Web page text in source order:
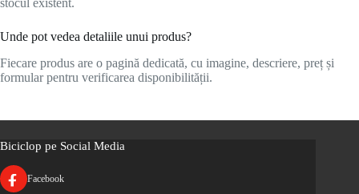
stocul existent.
Unde pot vedea detaliile unui produs?
Fiecare produs are o pagină dedicată, cu imagine, descriere, preț și
formular pentru verificarea disponibilității.
Biciclop pe Social Media
Facebook